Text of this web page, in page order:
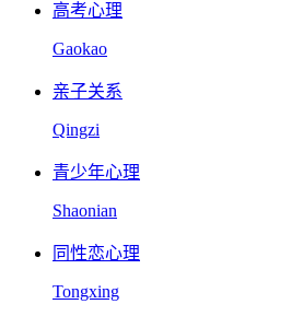
高考心理
Gaokao
亲子关系
Qingzi
青少年心理
Shaonian
同性恋心理
Tongxing